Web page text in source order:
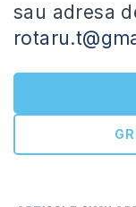
sau adresa